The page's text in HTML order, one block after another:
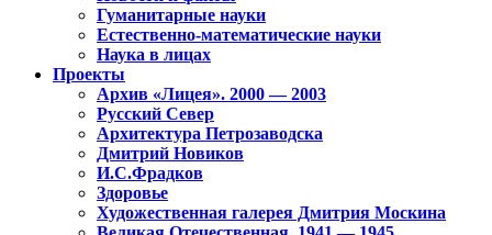
Гуманитарные науки
Естественно-математические науки
Наука в лицах
Проекты
Архив «Лицея». 2000 — 2003
Русский Север
Архитектура Петрозаводска
Дмитрий Новиков
И.С.Фрадков
Здоровье
Художественная галерея Дмитрия Москина